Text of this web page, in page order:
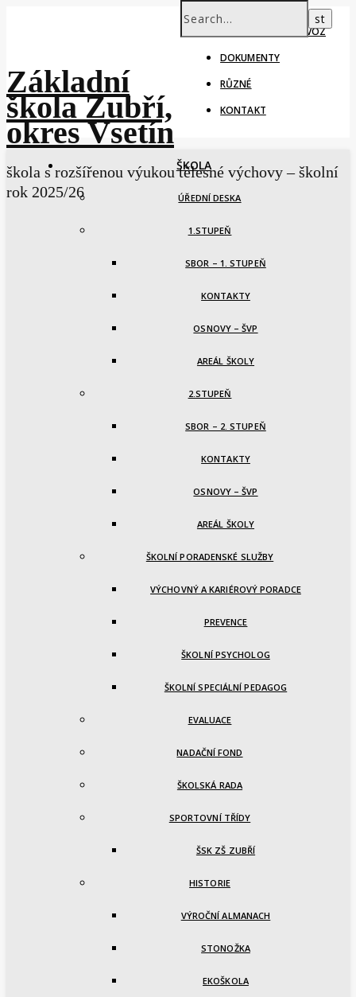
ŠKOLNÍ ROK – PROVOZ
DOKUMENTY
RŮZNÉ
KONTAKT
Základní
škola Zubří,
okres Vsetín
škola s rozšířenou výukou tělesné výchovy – školní
rok 2025/26
ŠKOLA
ÚŘEDNÍ DESKA
1.STUPEŇ
SBOR – 1. STUPEŇ
KONTAKTY
OSNOVY – ŠVP
AREÁL ŠKOLY
2.STUPEŇ
SBOR – 2. STUPEŇ
KONTAKTY
OSNOVY – ŠVP
AREÁL ŠKOLY
ŠKOLNÍ PORADENSKÉ SLUŽBY
VÝCHOVNÝ A KARIÉROVÝ PORADCE
PREVENCE
ŠKOLNÍ PSYCHOLOG
ŠKOLNÍ SPECIÁLNÍ PEDAGOG
EVALUACE
NADAČNÍ FOND
ŠKOLSKÁ RADA
SPORTOVNÍ TŘÍDY
ŠSK ZŠ ZUBŘÍ
HISTORIE
VÝROČNÍ ALMANACH
STONOŽKA
EKOŠKOLA